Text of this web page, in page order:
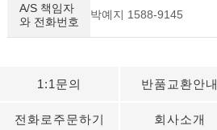
A/S 책임자
와 전화번호
박예지 1588-9145
1:1문의 반품교환안내
전화로주문하기 회사소개